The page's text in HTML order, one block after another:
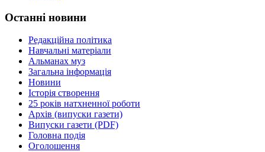
Останні новини
Редакційна політика
Навчальні матеріали
Альманах муз
Загальна інформація
Новини
Історія створення
25 років натхненної роботи
Архів (випуски газети)
Випуски газети (PDF)
Головна подія
Оголошення